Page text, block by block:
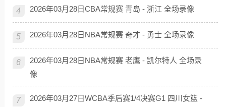
4 2026年03月28日CBA常规赛 青岛 - 浙江 全场录像
5 2026年03月28日NBA常规赛 奇才 - 勇士 全场录像
6
2026年03月28日NBA常规赛 老鹰 - 凯尔特人 全场录
像
7
2026年03月27日WCBA季后赛1/4决赛G1 四川女篮 -